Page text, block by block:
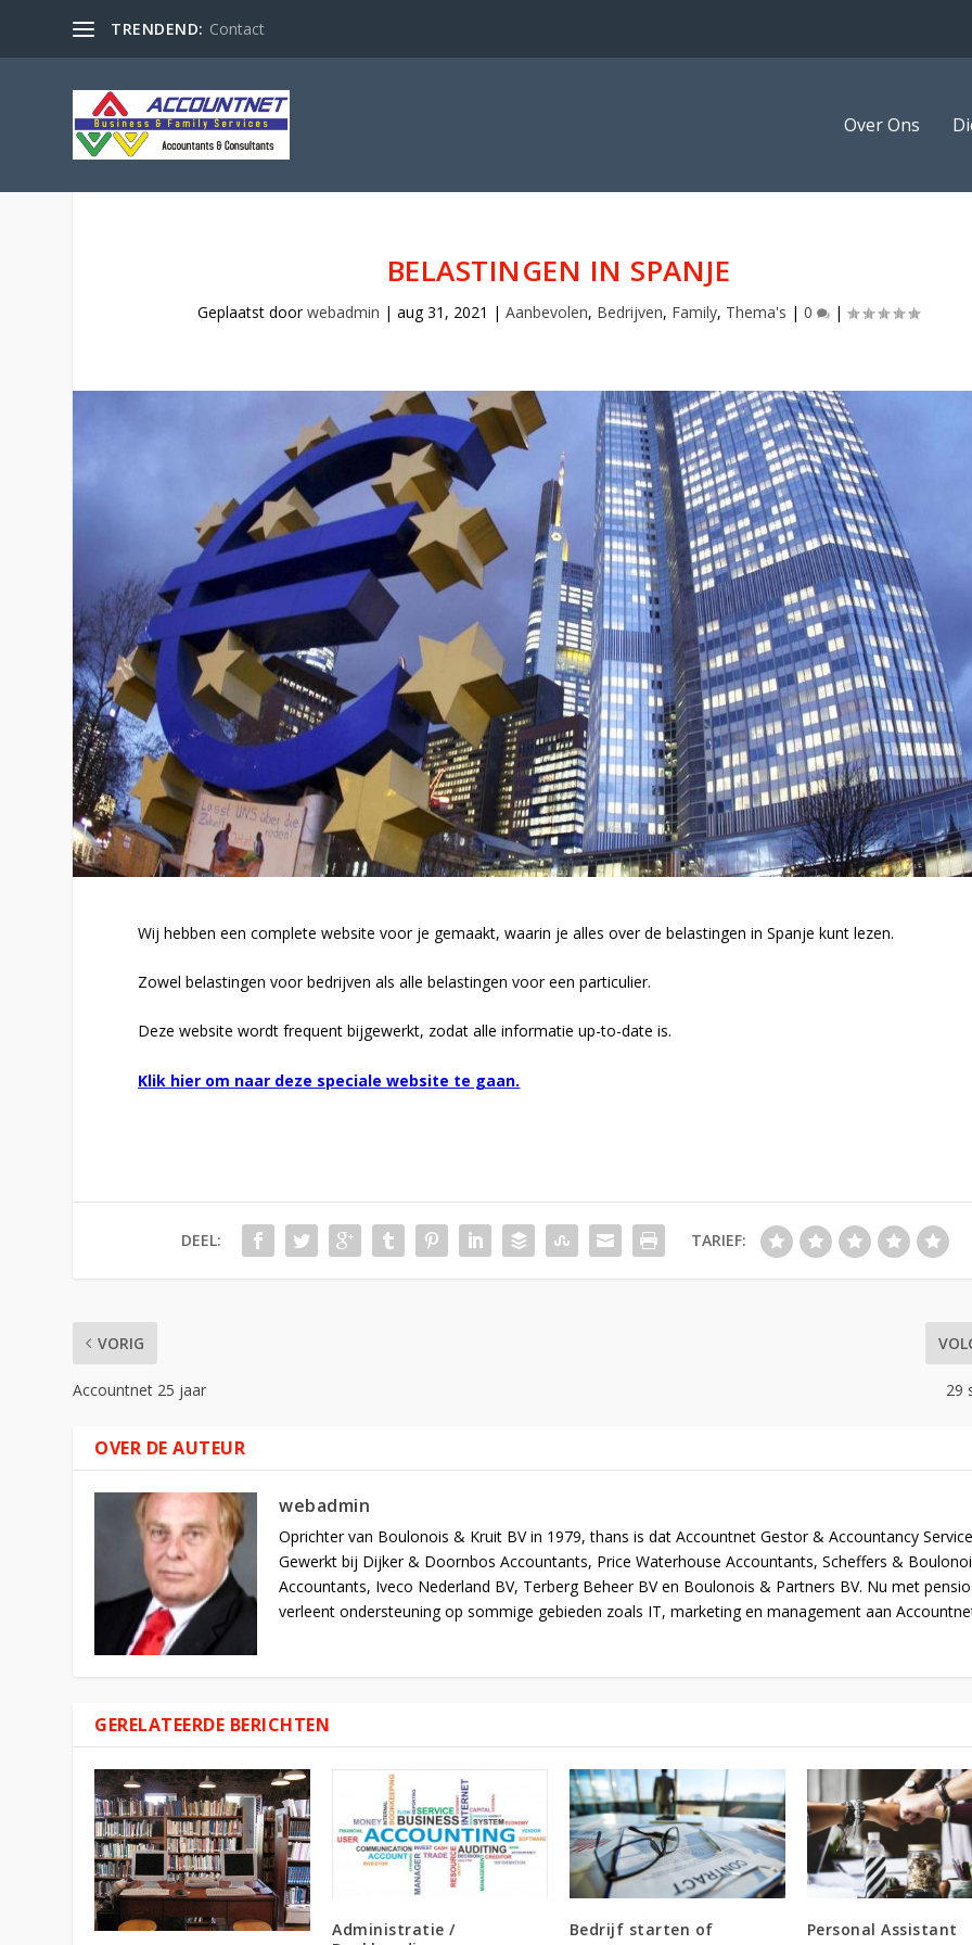
TRENDEND: Contact
Over Ons
BELASTINGEN IN SPANJE
Geplaatst doorwebadmin |aug 31, 2021 |Aanbevolen, Bedrijven, Family, Thema's |0 |
Wij hebben een complete website voor je gemaakt, waarin je alles over de belastingen in Spanje kunt lezen.
Zowel belastingen voor bedrijven als alle belastingen voor een particulier.
Deze website wordt frequent bijgewerkt, zodat alle informatie up-to-date is.
Klik hier om naar deze speciale website te gaan.
DEEL: TARIEF:
VORIG
Accountnet 25 jaar 29
OVER DE AUTEUR
webadmin
Oprichter van Boulonois & Kruit BV in 1979, thans is dat Accountnet Gestor & Accountancy
Gewerkt bij Dijker & Doornbos Accountants, Price Waterhouse Accountants, Scheffers &
Accountants, Iveco Nederland BV, Terberg Beheer BV en Boulonois & Partners BV. Nu met
verleent ondersteuning op sommige gebieden zoals IT, marketing en management aan
GERELATEERDE BERICHTEN
Administratie /
Bedrijf starten of
Personal Assistant